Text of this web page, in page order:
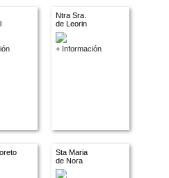
Ntra Sra.
de Leorin
+ Información
Sta Maria
de Nora